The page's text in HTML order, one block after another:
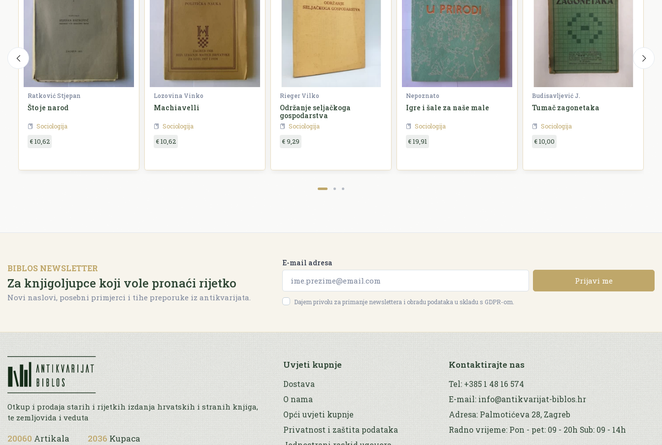
Ratković Stjepan
Što je narod
Sociologija
€ 10,62
Lozovina Vinko
Machiavelli
Sociologija
€ 10,62
Rieger Vilko
Održanje seljačkoga
gospodarstva
Sociologija
€ 9,29
Nepoznato
Igre i šale za naše male
Sociologija
€ 19,91
Budisavljević J.
Tumač zagonetaka
Sociologija
€ 10,00
BIBLOS NEWSLETTER
Za knjigoljupce koji vole pronaći rijetko
Novi naslovi, posebni primjerci i tihe preporuke iz antikvarijata.
E-mail adresa
Prijavi me
Dajem privolu za primanje newslettera i obradu podataka u skladu s GDPR-om.
Otkup i prodaja starih i rijetkih izdanja hrvatskih i stranih knjiga,
te zemljovida i veduta
20060 Artikala 2036 Kupaca
Uvjeti kupnje
Dostava
O nama
Opći uvjeti kupnje
Privatnost i zaštita podataka
Kontaktirajte nas
Tel: +385 1 48 16 574
E-mail: info@antikvarijat-biblos.hr
Adresa: Palmotićeva 28, Zagreb
Radno vrijeme: Pon - pet: 09 - 20h Sub: 09 - 14h